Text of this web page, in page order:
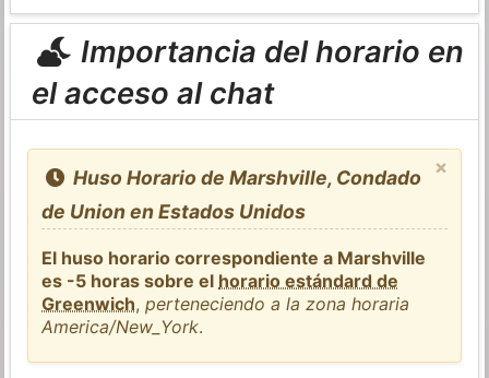
Importancia del horario en
el acceso al chat
×
Huso Horario de Marshville, Condado
de Union en Estados Unidos
El huso horario correspondiente a Marshville
es -5 horas sobre el horario estándard de
Greenwich,perteneciendo a la zona horaria
America/New_York.